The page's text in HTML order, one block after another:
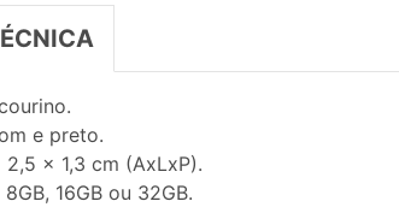
e preto.
2,5 x 1,3 cm (AxLxP).
8GB, 16GB ou 32GB.